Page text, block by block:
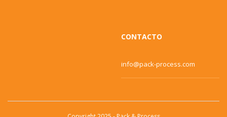
CONTACTO
info@pack-process.com